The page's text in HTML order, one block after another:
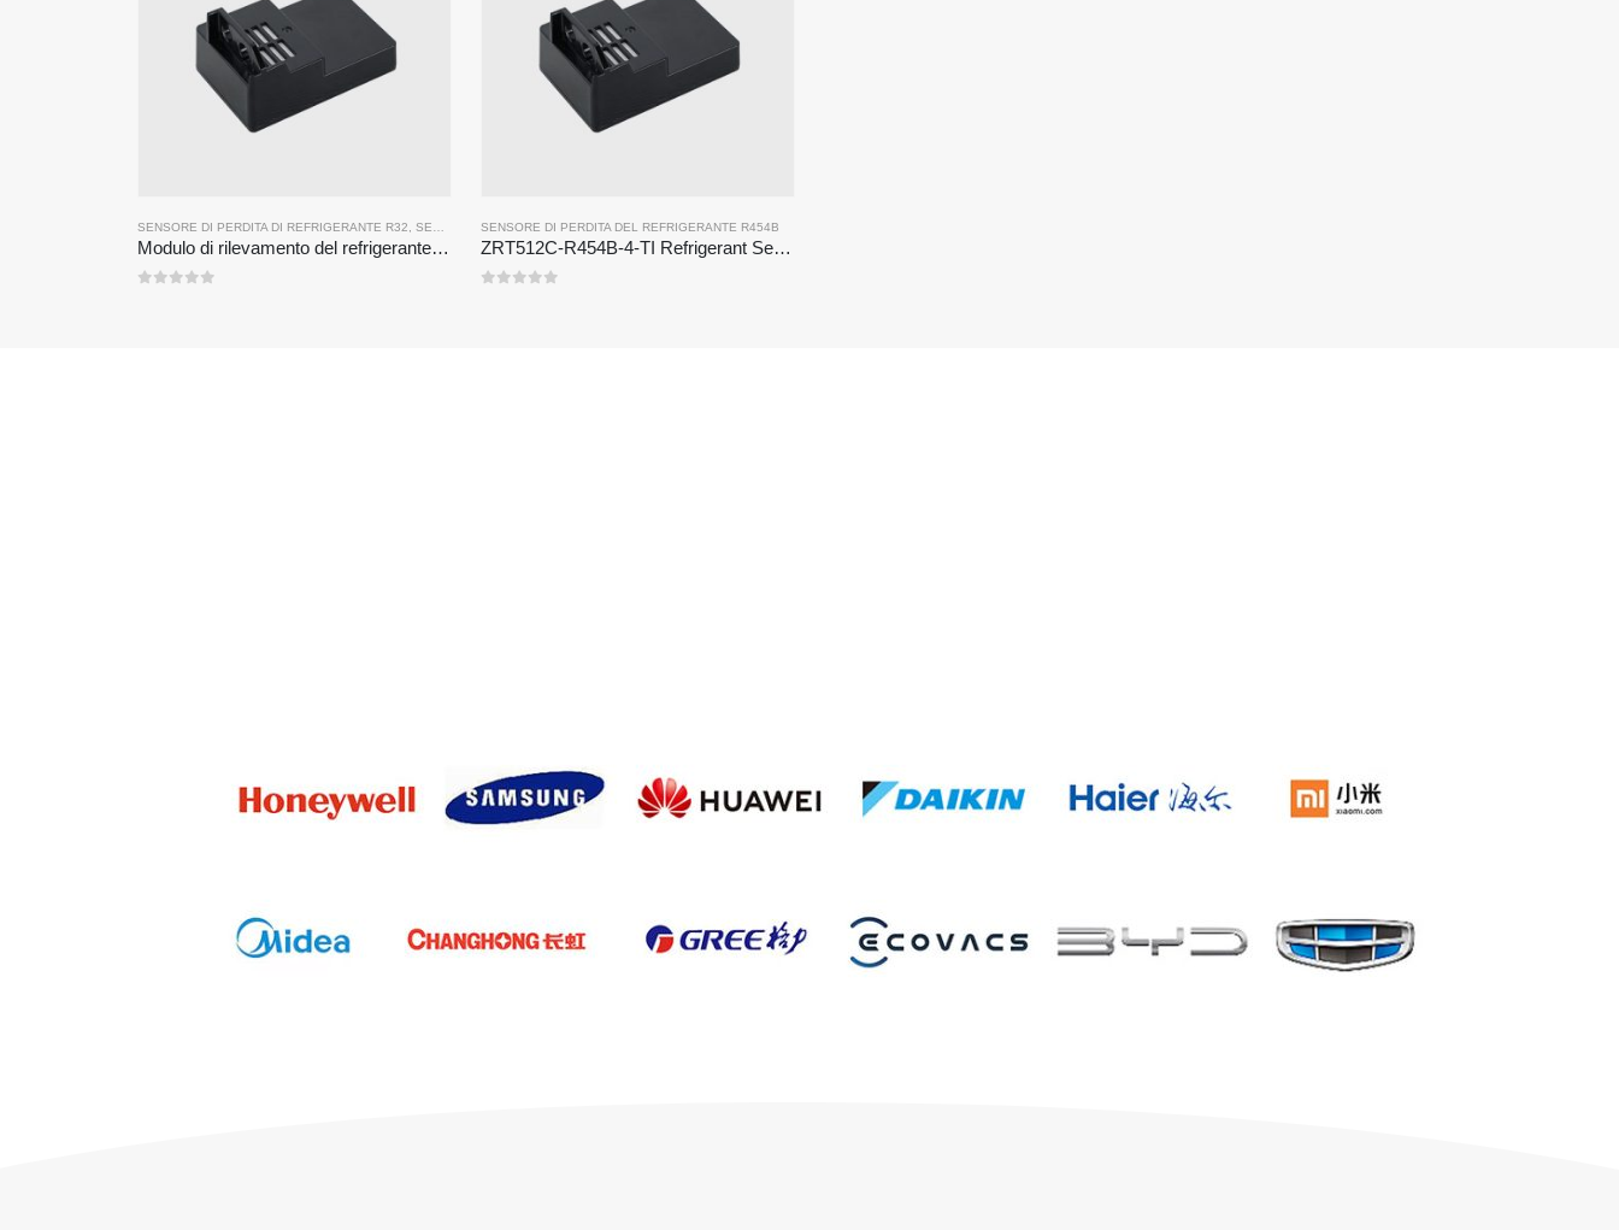
SENSORE DI PERDITA DI REFRIGERANTE R32 SENSORE DI PERDITA DEL REFRIGERANTE R290 ,SENSORE DI PERDITA DEL REFRIGERANTE R454B
Modulo di rilevamento del refrigerante ZRT512C-B | Sensore di gas NDIR a bassa tensione per R32, R454b, R290
SENSORE DI PERDITA DEL REFRIGERANTE R454B
ZRT512C-R454B-4-TI Refrigerant Sensor Module | NDIR Technology for HVAC & Industrial Safety Monitoring